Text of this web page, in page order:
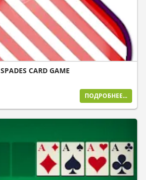
SPADES CARD GAME
ПОДРОБНЕЕ...